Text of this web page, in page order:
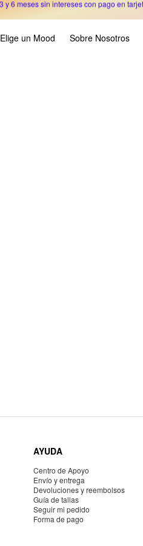
Elige un Mood Sobre Nosotros
AYUDA
Centro de Apoyo
Envío y entrega
Devoluciones y reembolsos
Guía de tallas
Seguir mi pedido
Forma de pago